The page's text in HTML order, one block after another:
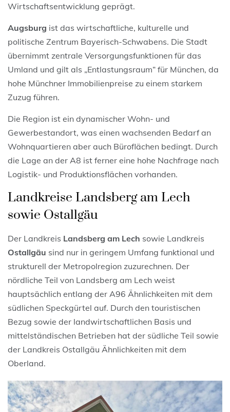
Wirtschaftsentwicklung geprägt.
Augsburg ist das wirtschaftliche, kulturelle und
politische Zentrum Bayerisch-Schwabens. Die Stadt
übernimmt zentrale Versorgungsfunktionen für das
Umland und gilt als „Entlastungsraum“ für München, da
hohe Münchner Immobilienpreise zu einem starkem
Zuzug führen.
Die Region ist ein dynamischer Wohn- und
Gewerbestandort, was einen wachsenden Bedarf an
Wohnquartieren aber auch Büroflächen bedingt. Durch
die Lage an der A8 ist ferner eine hohe Nachfrage nach
Logistik- und Produktionsflächen vorhanden.
Landkreise Landsberg am Lech
sowie Ostallgäu
Der Landkreis Landsberg am Lech sowie Landkreis
Ostallgäu sind nur in geringem Umfang funktional und
strukturell der Metropolregion zuzurechnen. Der
nördliche Teil von Landsberg am Lech weist
hauptsächlich entlang der A96 Ähnlichkeiten mit dem
südlichen Speckgürtel auf. Durch den touristischen
Bezug sowie der landwirtschaftlichen Basis und
mittelständischen Betrieben hat der südliche Teil sowie
der Landkreis Ostallgäu Ähnlichkeiten mit dem
Oberland.